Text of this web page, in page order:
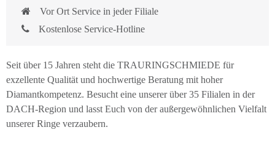
Vor Ort Service in jeder Filiale
Kostenlose Service-Hotline
Seit über 15 Jahren steht die TRAURINGSCHMIEDE für
exzellente Qualität und hochwertige Beratung mit hoher
Diamantkompetenz. Besucht eine unserer über 35 Filialen in der
DACH-Region und lasst Euch von der außergewöhnlichen Vielfalt
unserer Ringe verzaubern.